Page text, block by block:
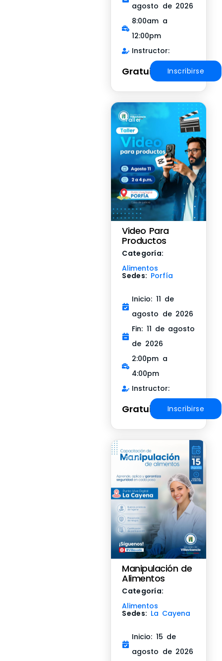
agosto de 2026
8:00am a
12:00pm
Instructor:
Gratuito Inscribirse
Taller
Video Para
Productos
Categoría:
Alimentos
Sedes: Porfía
Inicio: 11 de
agosto de 2026
Fin: 11 de agosto
de 2026
2:00pm a
4:00pm
Instructor:
Gratuito Inscribirse
Taller
Manipulación de
Alimentos
Categoría:
Alimentos
Sedes: La Cayena
Inicio: 15 de
agosto de 2026